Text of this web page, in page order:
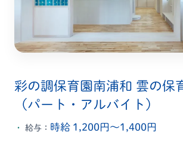
彩の調保育園南浦和 雲の保
（パート・アルバイト）
給与： 時給 1,200円〜1,400円